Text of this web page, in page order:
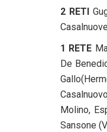
2 RETI
1 RETE
De
Molino,
Sansone